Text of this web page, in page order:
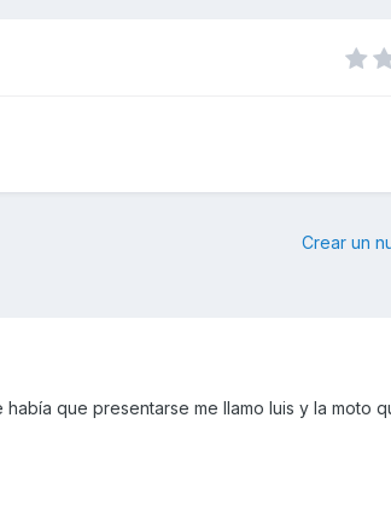
Crear un
que presentarse me llamo luis y la moto